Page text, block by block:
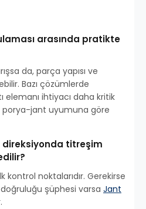
arasında pratikte
da, parça yapısı ve
Bazı çözümlerde
ihtiyacı daha kritik
porya-jant uyumuna göre
titreşim
kontrol noktalarıdır. Gerekirse
doğruluğu şüphesi varsa Jant